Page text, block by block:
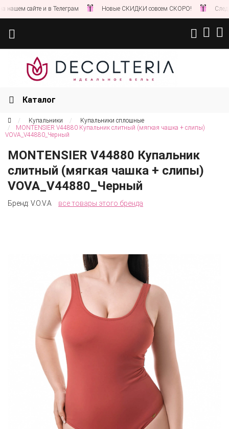
сайте и в Телеграм Новые СКИДКИ совсем СКОРО! Следите
Каталог
Купальники
Купальники сплошные
MONTENSIER V44880 Купальник слитный (мягкая чашка + слипы)
VOVA_V44880_Черный
MONTENSIER V44880 Купальник
слитный (мягкая чашка + слипы)
VOVA_V44880_Черный
Бренд: V.O.V.A все товары этого бренда